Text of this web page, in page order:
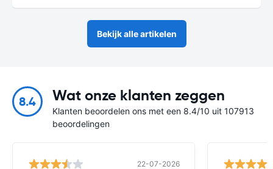
Bekijk alle artikelen
8.4 Wat onze klanten zeggen
Klanten beoordelen ons met een 8.4/10 uit 107913
beoordelingen
22-07-2026